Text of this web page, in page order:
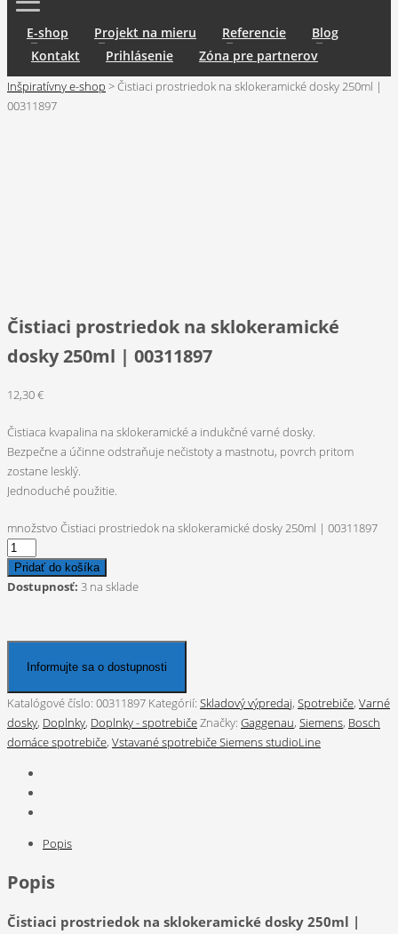
E-shop Projekt na mieru Referencie
Blog
Kontakt
Prihlásenie Zóna pre partnerov
Inšpiratívny e-shop >Čistiaci prostriedok na sklokeramické dosky 250ml |
00311897
Čistiaci prostriedok na sklokeramické
dosky 250ml | 00311897
12,30€
Čistiaca kvapalina na sklokeramické a indukčné varné dosky.
Bezpečne a účinne odstraňuje nečistoty a mastnotu, povrch pritom
zostane lesklý.
Jednoduché použitie.
množstvo Čistiaci prostriedok na sklokeramické dosky 250ml | 00311897
Pridať do košíka
Dostupnosť: 3 na sklade
Informujte sa o dostupnosti
Katalógové číslo: 00311897 Kategórií: Skladový výpredaj, Spotrebiče, Varné
dosky, Doplnky, Doplnky - spotrebičeZnačky: Gaggenau, Siemens, Bosch
domáce spotrebiče, Vstavané spotrebiče Siemens studioLine
Popis
Popis
Čistiaci prostriedok na sklokeramické dosky 250ml |